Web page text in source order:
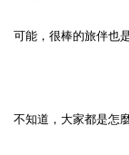
可能，很棒的旅伴也
不知道，大家都是怎